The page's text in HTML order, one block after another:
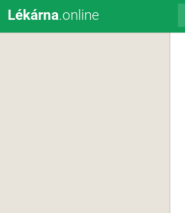
Lékárna.online